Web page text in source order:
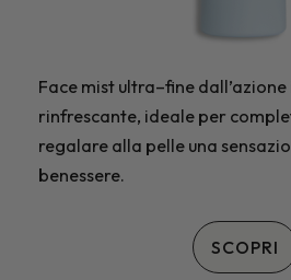
Face mist ultra–fine dall’azione idratante e
rinfrescante, ideale per
regalare alla pelle una
benessere.
SCOPRI